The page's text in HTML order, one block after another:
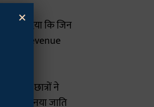
दिया कि जिन
का Revenue
के छात्रों ने
तक नया जाति
×